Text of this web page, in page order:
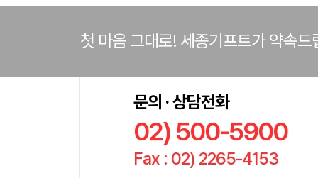
첫 마음 그대로! 세종기프트가 약속드
문의 · 상담전화
02) 500-5900
Fax : 02) 2265-4153